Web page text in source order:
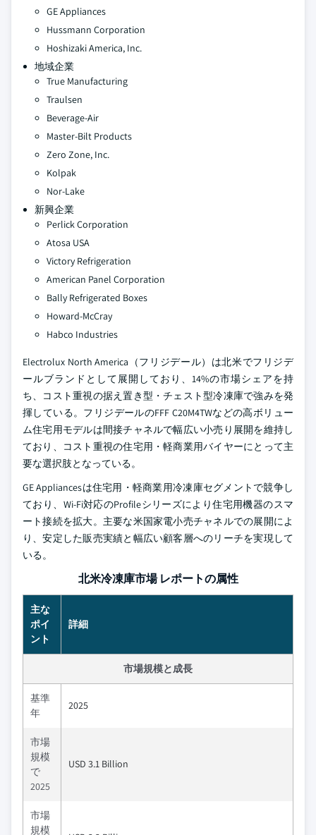
GE Appliances
Hussmann Corporation
Hoshizaki America, Inc.
地域企業
True Manufacturing
Traulsen
Beverage-Air
Master-Bilt Products
Zero Zone, Inc.
Kolpak
Nor-Lake
新興企業
Perlick Corporation
Atosa USA
Victory Refrigeration
American Panel Corporation
Bally Refrigerated Boxes
Howard-McCray
Habco Industries
Electrolux North America（フリジデール）は北米でフリジデ
ールブランドとして展開しており、14%の市場シェアを持
ち、コスト重視の据え置き型・チェスト型冷凍庫で強みを発
揮している。フリジデールのFFF C20M4TWなどの高ボリュー
ム住宅用モデルは間接チャネルで幅広い小売り展開を維持し
ており、コスト重視の住宅用・軽商業用バイヤーにとって主
要な選択肢となっている。
GE Appliancesは住宅用・軽商業用冷凍庫セグメントで競争し
ており、Wi-Fi対応のProfileシリーズにより住宅用機器のスマ
ート接続を拡大。主要な米国家電小売チャネルでの展開によ
り、安定した販売実績と幅広い顧客層へのリーチを実現して
いる。
北米冷凍庫市場 レポートの属性
主な
ポイ
ント
詳細
市場規模と成長
基準
年
2025
市場
規模
で
2025
USD 3.1 Billion
市場
規模